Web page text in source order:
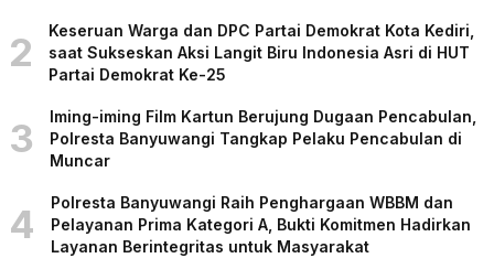
2
Keseruan Warga dan DPC Partai Demokrat Kota Kediri,
saat Sukseskan Aksi Langit Biru Indonesia Asri di HUT
Partai Demokrat Ke-25
3
Iming-iming Film Kartun Berujung Dugaan Pencabulan,
Polresta Banyuwangi Tangkap Pelaku Pencabulan di
Muncar
4
Polresta Banyuwangi Raih Penghargaan WBBM dan
Pelayanan Prima Kategori A, Bukti Komitmen Hadirkan
Layanan Berintegritas untuk Masyarakat